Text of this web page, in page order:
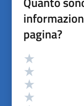
pagina?
Valutazione